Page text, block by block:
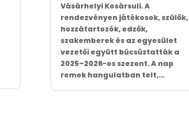
Vásárhelyi Kosársuli. A
rendezvényen játékosok, szülők,
hozzátartozók, edzők,
szakemberek és az egyesület
vezetői együtt búcsúztatták a
2025–2026-os szezont. A nap
remek hangulatban telt,...